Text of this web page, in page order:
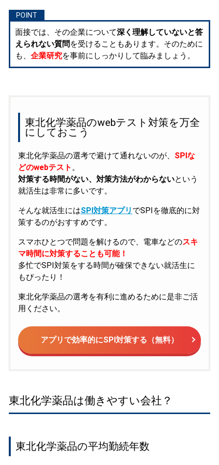
面接では、その企業について深く理解していないと答
えられない質問 を受けることもあります。そのために
も、 企業研究を事前にしっかりして臨みましょう。
東北化学薬品のwebテスト対策を万全
にしておこう
東北化学薬品の選考で避けて通れないのが、 SPIな
どのwebテスト 。
対策する時間がない、対策方法がわからないという
就活生は非常に多いです。
そんな就活生にはSPI対策アプリ でSPIを徹底的に対
策するのがおすすめです。
スマホひとつで問題を解けるので、電車などのスキ
マ時間に対策することも可能！
多忙でSPI対策をする時間が確保できない就活生に
もぴったり！
東北化学薬品の選考を有利に進めるために是非ご活
用ください。
アプリで効率的にSPI対策する（無料）
東北化学薬品は働きやすい会社？
東北化学薬品の平均勤続年数